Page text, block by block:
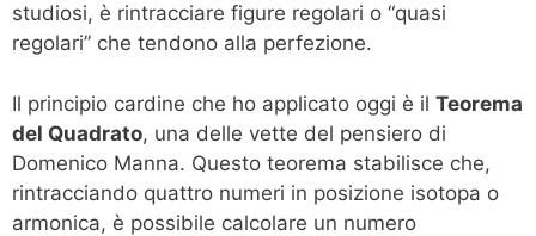
studiosi, è rintracciare figure regolari o “quasi
regolari” che tendono alla perfezione.
Il principio cardine che ho applicato oggi è il Teorema
del Quadrato, una delle vette del pensiero di
Domenico Manna. Questo teorema stabilisce che,
rintracciando quattro numeri in posizione isotopa o
armonica, è possibile calcolare un numero